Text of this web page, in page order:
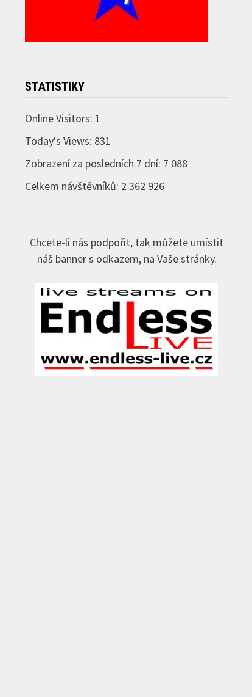
STATISTIKY
Online Visitors: 1
Today's Views: 831
Zobrazení za posledních 7 dní: 7 088
Celkem návštěvníků: 2 362 926
Chcete-li nás podpořit, tak můžete umístit
náš banner s odkazem, na Vaše stránky.